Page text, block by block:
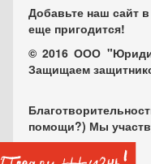
Добавьте наш сайт
еще пригодится!
© 2016 ООО
Защищаем
помощи?) Мы